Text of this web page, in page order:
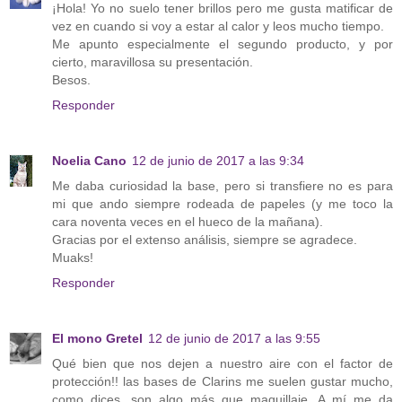
¡Hola! Yo no suelo tener brillos pero me gusta matificar de
vez en cuando si voy a estar al calor y leos mucho tiempo.
Me apunto especialmente el segundo producto, y por
cierto, maravillosa su presentación.
Besos.
Responder
Noelia Cano 12 de junio de 2017 a las 9:34
Me daba curiosidad la base, pero si transfiere no es para
mi que ando siempre rodeada de papeles (y me toco la
cara noventa veces en el hueco de la mañana).
Gracias por el extenso análisis, siempre se agradece.
Muaks!
Responder
El mono Gretel 12 de junio de 2017 a las 9:55
Qué bien que nos dejen a nuestro aire con el factor de
protección!! las bases de Clarins me suelen gustar mucho,